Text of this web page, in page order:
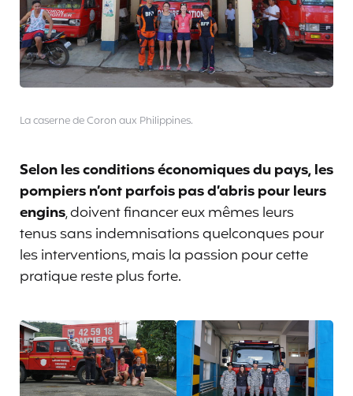
La caserne de Coron aux Philippines.
Selon les conditions économiques du pays, les
pompiers n’ont parfois pas d’abris pour leurs
engins, doivent financer eux mêmes leurs
tenus sans indemnisations quelconques pour
les interventions, mais la passion pour cette
pratique reste plus forte.